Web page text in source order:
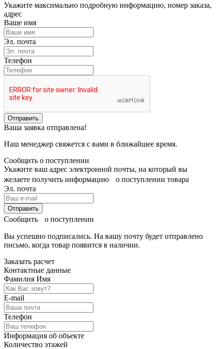
Укажите максимально подробную информацию, номер заказа,
адрес
Ваше имя
Эл. почта
Телефон
Отправить
Ваша заявка отправлена!
Наш менеджер свяжется с вами в ближайшее время.
Сообщить о поступлении
Укажите ваш адрес электронной почты, на который вы
желаете получить информацию о поступлении товара
Эл. почта
Отправить
Сообщить о поступлении
Вы успешно подписались. На вашу почту будет отправлено
письмо, когда товар появится в наличии.
Заказать расчет
Контактные данные
Фамилия Имя
E-mail
Телефон
Информация об объекте
Количество этажей